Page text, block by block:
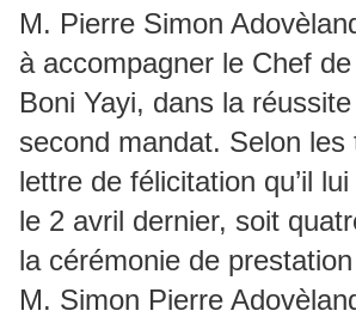
M. Pierre Simon
à accompagner le Chef de
Boni Yayi, dans la
second mandat. Selon les
lettre de félicitation qu’il
le 2 avril dernier, soit
la cérémonie de
M. Simon Pierre